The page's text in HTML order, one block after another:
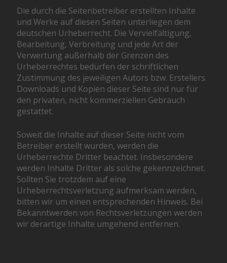
Die durch die Seitenbetreiber erstellten Inhalte
und Werke auf diesen Seiten unterliegen dem
deutschen Urheberrecht. Die Vervielfältigung,
Bearbeitung, Verbreitung und jede Art der
Verwertung außerhalb der Grenzen des
Urheberrechtes bedürfen der schriftlichen
Zustimmung des jeweiligen Autors bzw. Erstellers.
Downloads und Kopien dieser Seite sind nur für
den privaten, nicht kommerziellen Gebrauch
gestattet.
Soweit die Inhalte auf dieser Seite nicht vom
Betreiber erstellt wurden, werden die
Urheberrechte Dritter beachtet. Insbesondere
werden Inhalte Dritter als solche gekennzeichnet.
Sollten Sie trotzdem auf eine
Urheberrechtsverletzung aufmerksam werden,
bitten wir um einen entsprechenden Hinweis. Bei
Bekanntwerden von Rechtsverletzungen werden
wir derartige Inhalte umgehend entfernen.